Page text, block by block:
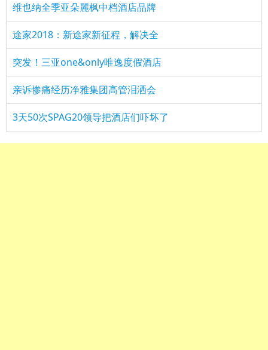
维也纳全季亚朵麗枫中档酒店品牌
途家2018：新途家新征程，解决全
突发！三亚one&only唯逸度假酒店
亲诉惨痛经历净雅集团高管泪洒会
3天50次SPAG20领导把酒店们吓坏了